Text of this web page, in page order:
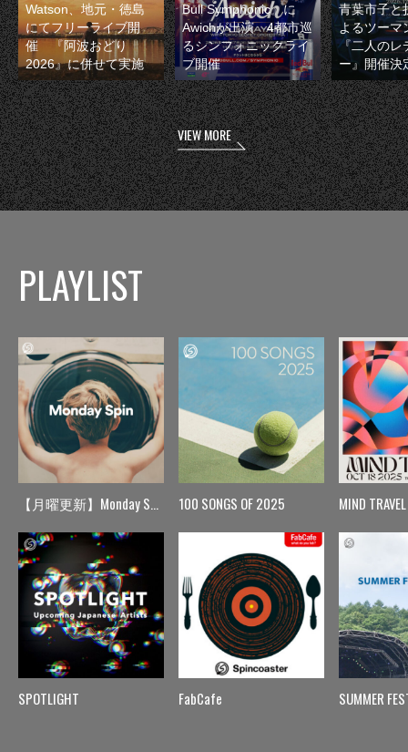
Watson、地元・徳島
にてフリーライブ開
催 『阿波おどり
2026』に併せて実施
Bull Symphonic』に
Awichが出演 4都市巡
るシンフォニックライ
ブ開催
青葉市子と
よるツーマ
『二人のレ
ー』開催決
VIEW MORE
PLAYLIST
【月曜更新】Monday Spin
SPOTLIGHT
100 SONGS OF 2025
FabCafe
MIND TRAVEL
SUMMER